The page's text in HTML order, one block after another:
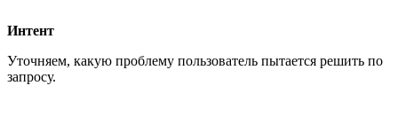
Интент
Уточняем, какую проблему пользователь пытается решить по
запросу.